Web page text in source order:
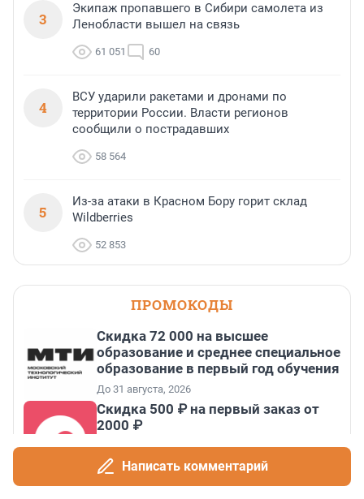
3
Экипаж пропавшего в Сибири самолета из
Ленобласти вышел на связь
61 051 60
4
ВСУ ударили ракетами и дронами по
территории России. Власти регионов
сообщили о пострадавших
58 564
5
Из-за атаки в Красном Бору горит склад
Wildberries
52 853
ПРОМОКОДЫ
Скидка 72 000 на высшее
образование и среднее специальное
образование в первый год обучения
До 31 августа, 2026
Скидка 500 ₽ на первый заказ от
2000 ₽
До 31 августа, 2026
Скидка 15% на базовый курс по
Написать комментарий